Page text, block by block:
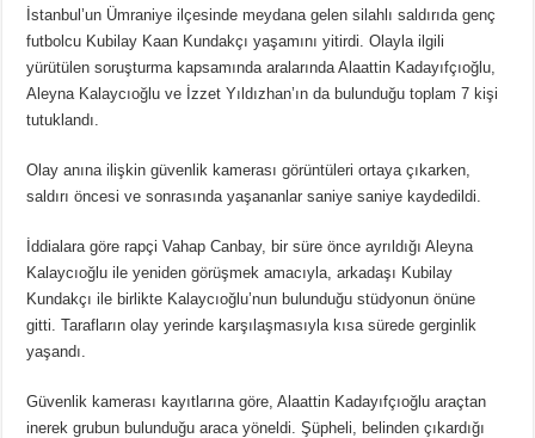
İstanbul’un Ümraniye ilçesinde meydana gelen silahlı saldırıda genç
futbolcu Kubilay Kaan Kundakçı yaşamını yitirdi. Olayla ilgili
yürütülen soruşturma kapsamında aralarındaAlaattin Kadayıfçıoğlu
Aleyna Kalaycıoğlu ve İzzet Yıldızhan’ın da bulunduğu toplam 7 kişi
tutuklandı.
Olay anına ilişkin güvenlik kamerası görüntüleri ortaya çıkarken,
saldırı öncesi ve sonrasında yaşananlar saniye saniye kaydedildi.
İddialara göre rapçiVahap Canbay, bir süre önce ayrıldığı Aleyna
Kalaycıoğlu ile yeniden görüşmek amacıyla, arkadaşı Kubilay
Kundakçı ile birlikte Kalaycıoğlu’nun bulunduğu stüdyonun önüne
gitti. Tarafların olay yerinde karşılaşmasıyla kısa sürede gerginlik
yaşandı.
Güvenlik kamerası kayıtlarına göre, Alaattin Kadayıfçıoğlu araçtan
inerek grubun bulunduğu araca yöneldi. Şüpheli, belinden çıkardığı